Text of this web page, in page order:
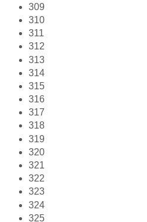
309
310
311
312
313
314
315
316
317
318
319
320
321
322
323
324
325